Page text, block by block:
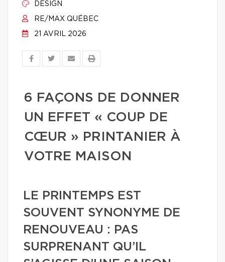
DESIGN
RE/MAX QUÉBEC
21 AVRIL 2026
6 FAÇONS DE DONNER
UN EFFET « COUP DE
CŒUR » PRINTANIER À
VOTRE MAISON
LE PRINTEMPS EST
SOUVENT SYNONYME DE
RENOUVEAU : PAS
SURPRENANT QU’IL